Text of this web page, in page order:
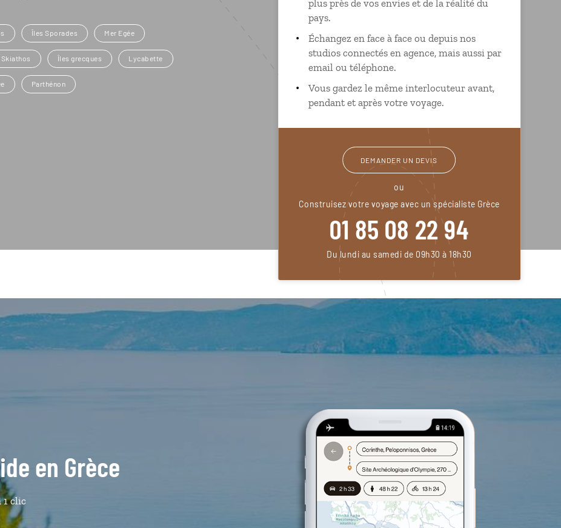
Îles Sporades Mer Egée
Îles grecques Lycabette
Parthénon
plus près de vos envies et de la réalité du
pays.
Échangez en face à face ou depuis nos
studios connectés en agence, mais aussi par
email ou téléphone.
Vous gardez le même interlocuteur avant,
pendant et après votre voyage.
DEMANDER UN DEVIS
ou
Construisez votre voyage avec un spécialiste Grèce
01 85 08 22 94
Du lundi au samedi de 09h30 à 18h30
en Grèce
1 clic